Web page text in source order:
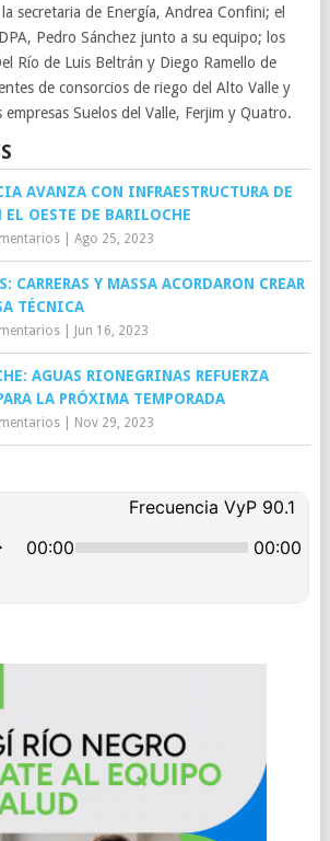
secretaria de Energía, Andrea Confini; el
Pedro Sánchez junto a su equipo; los
Río de Luis Beltrán y Diego Ramello de
de consorcios de riego del Alto Valle y
Suelos del Valle, Ferjim y Quatro.
AVANZA CON INFRAESTRUCTURA DE
EL OESTE DE BARILOCHE
| Ago 25, 2023
CARRERAS Y MASSA ACORDARON CREAR
TÉCNICA
| Jun 16, 2023
AGUAS RIONEGRINAS REFUERZA
LA PRÓXIMA TEMPORADA
| Nov 29, 2023